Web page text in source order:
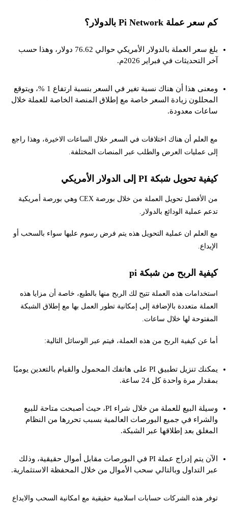
كم سعر عملة Pi Network بالدولار؟
بلغ سعر العملة بالدولار الأمريكي حوالي 76.62 دولار، وهذا حسب
آخر التحديثات في فبراير 2026م.
ومعنى هذا أن هناك نسبة تغير في السعر بنسبة ارتفاع 1 %، ويتوقع
المحللون زيادة السعر خاصة مع إطلاق المنصة الخاصة للعملة خلال
ساعات معدودة.
مع العلم أن هناك اختلافات في السعر خلال الساعات الاخيرة، وهذا راجع
إلى عمليات العرض والطلب عبر المنصات المختلفة.
كيفية تحويل شبكة PI إلى الدولار الأمريكي
من الأفضل تحويل العملة من خلال بورصة CEX وهي بورصة أمريكية
تدعم عملية الودائع بالدولار.
مع العلم ان عملية التحويل هذه يتم فرض رسوم عليها سواء بالسحب أو
الإيداع.
كيفية الربح من شبكة pi
استخدامات هذه العملة تتيح لك الربح منها بالطبع، خاصة أن مزايا هذه
العملة متعددة بالإضافة إلى إمكانية تطور العمل بها مع إطلاق الشبكة
المفتوحة لها خلال ساعات.
أما عن كيفية الربح من هذه العملة، فيتم عبر الوسائل التالية:
يمكنك تنزيل تطبيق PI على هاتفك المحمول والقيام بالتعدين يوميًا
بمقدار مرة واحدة كل 24 ساعة.
وسيلة البيع للعملة من خلال شراء PI، حيث أصبحت متاحة للبيع
والشراء في جميع البورصات العالمية بسبب تحررها من النظام
المغلق بعد إطلاقها عبر الشبكة.
الآن يتم إدراج عملة PI في البورصات مقابل أموال حقيقية، وذلك
عبر التداول وبالتالي سحب الأموال من خلال المحفظة الاستثمارية.
توفر هذه الشركات حسابات اسلامية حقيقية مع امكانية السحب والايداع